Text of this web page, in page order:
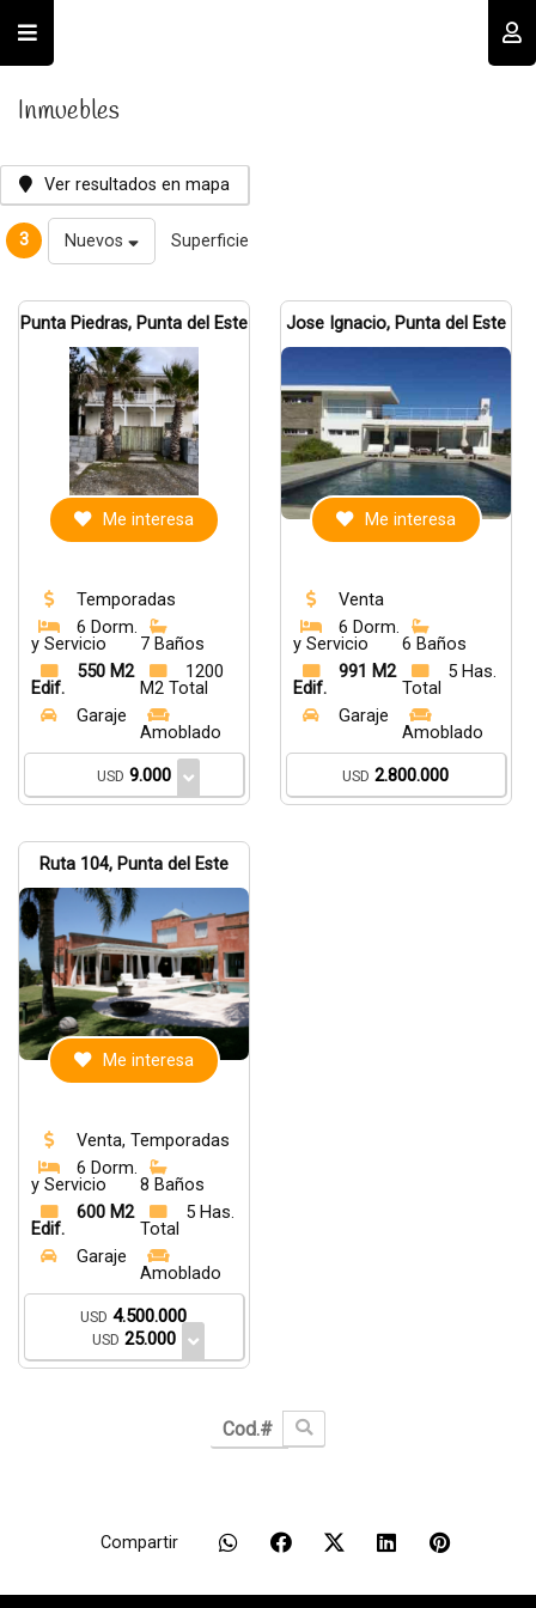
Recordar datos
INGRESAR
Olvidé mi clave Registro
Inmuebles
Ver resultados en mapa
3 Nuevos Superficie
Punta Piedras, Punta del Este
Me interesa
Temporadas
6 Dorm.
y Servicio
7 Baños
550 M2
Edif.
1200
M2 Total
Garaje
Amoblado
USD 9.000
Jose Ignacio, Punta del Este
Me interesa
Venta
6 Dorm.
y Servicio
6 Baños
991 M2
Edif.
5 Has.
Total
Garaje
Amoblado
USD 2.800.000
Ruta 104, Punta del Este
Me interesa
Venta, Temporadas
6 Dorm.
y Servicio
8 Baños
600 M2
Edif.
5 Has.
Total
Garaje
Amoblado
USD 4.500.000
USD 25.000
Compartir